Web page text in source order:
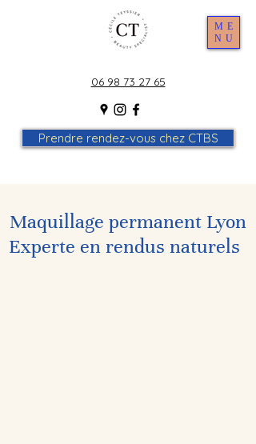
ME
NU
06 98 73 27 65
Prendre rendez-vous chez CTBS
Maquillage permanent Lyon
Experte en rendus naturels